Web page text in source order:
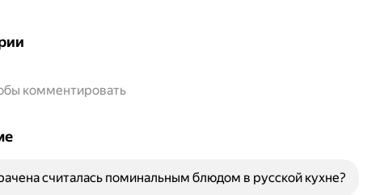
комментировать
считалась поминальным блюдом в русской кухне?